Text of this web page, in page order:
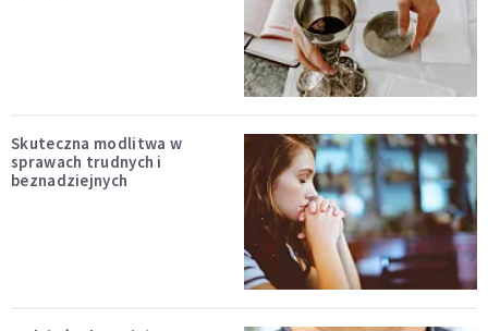
Skuteczna modlitwa w
sprawach trudnych i
beznadziejnych